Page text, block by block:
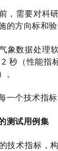
，需要对科
的方向标和验
象数据处理
秒（性能指
。
一个技术指
测试用例集
技术指标，